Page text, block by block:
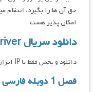
امکان پذیر هست
دانلود سریال Taxi Driver
دانلود و پخش فقط با IP ایران امکان پذیر است
فصل 1 دوبله فارسی